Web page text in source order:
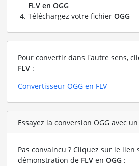
FLV en OGG
Téléchargez votre fichier OGG
Pour convertir dans l'autre sens,
FLV :
Convertisseur OGG en FLV
Essayez la conversion OGG avec
Pas convaincu ? Cliquez sur le
démonstration de FLV en OGG :